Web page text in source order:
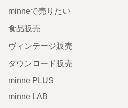
minneで売りたい
食品販売
ヴィンテージ販売
ダウンロード販売
minne PLUS
minne LAB